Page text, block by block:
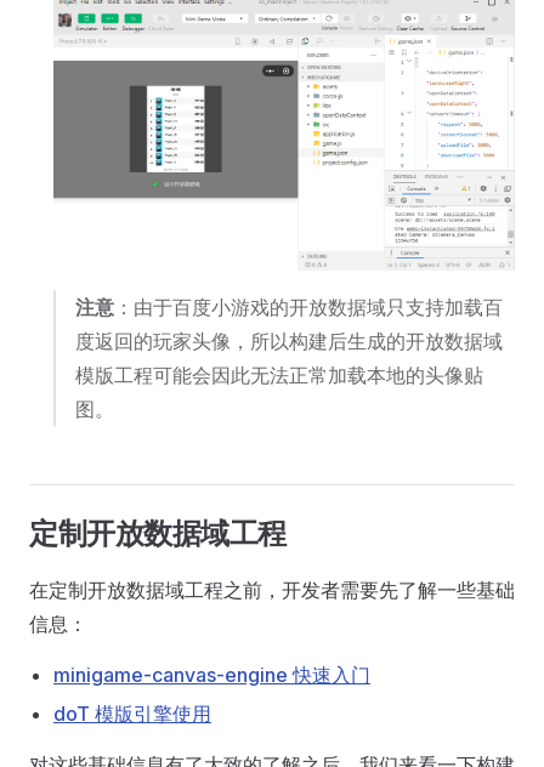
注意 ：由于百度小游戏的开放数据域只支持加载百
度返回的玩家头像，所以构建后生成的开放数据域
模版工程可能会因此无法正常加载本地的头像贴
图。
定制开放数据域工程
在定制开放数据域工程之前，开发者需要先了解一些基础
信息：
minigame-canvas-engine 快速入门
doT 模版引擎使用